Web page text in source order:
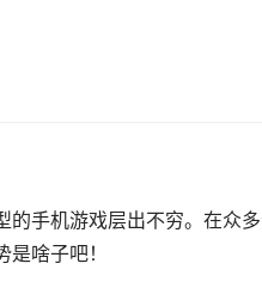
的手机游戏层出不穷。在众
啥子吧！